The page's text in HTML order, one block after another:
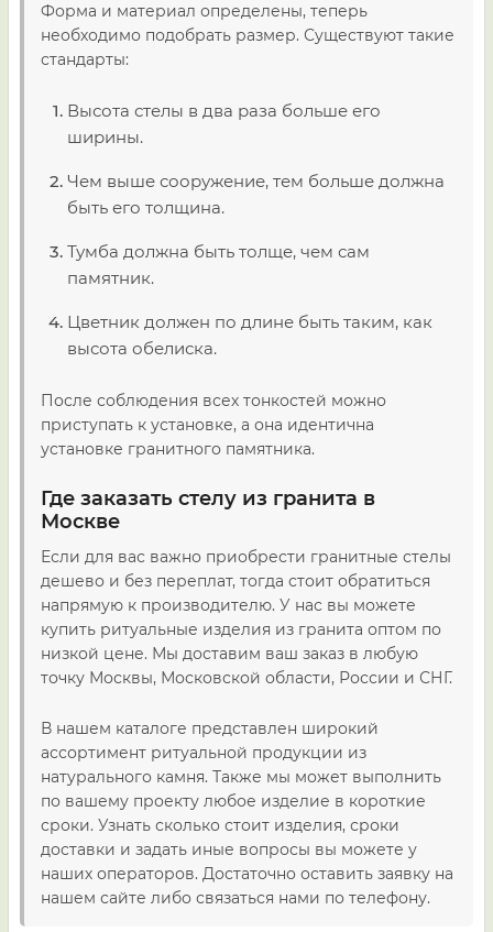
Форма и материал определены, теперь
необходимо подобрать размер. Существуют такие
стандарты:
Высота стелы в два раза больше его
ширины.
Чем выше сооружение, тем больше должна
быть его толщина.
Тумба должна быть толще, чем сам
памятник.
Цветник должен по длине быть таким, как
высота обелиска.
После соблюдения всех тонкостей можно
приступать к установке, а она идентична
установке гранитного памятника.
Где заказать стелу из гранита в
Москве
Если для вас важно приобрести гранитные стелы
дешево и без переплат, тогда стоит обратиться
напрямую к производителю. У нас вы можете
купить ритуальные изделия из гранита оптом по
низкой цене. Мы доставим ваш заказ в любую
точку Москвы, Московской области, России и СНГ.
В нашем каталоге представлен широкий
ассортимент ритуальной продукции из
натурального камня. Также мы может выполнить
по вашему проекту любое изделие в короткие
сроки. Узнать сколько стоит изделия, сроки
доставки и задать иные вопросы вы можете у
наших операторов. Достаточно оставить заявку на
нашем сайте либо связаться нами по телефону.